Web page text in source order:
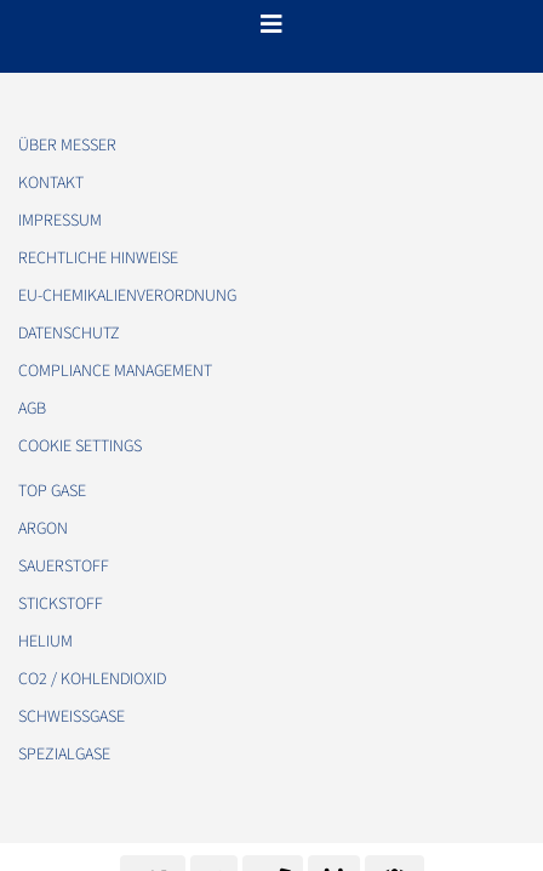
ÜBER MESSER
KONTAKT
IMPRESSUM
RECHTLICHE HINWEISE
EU-CHEMIKALIENVERORDNUNG
DATENSCHUTZ
COMPLIANCE MANAGEMENT
AGB
COOKIE SETTINGS
TOP GASE
ARGON
SAUERSTOFF
STICKSTOFF
HELIUM
CO2 / KOHLENDIOXID
SCHWEISSGASE
SPEZIALGASE